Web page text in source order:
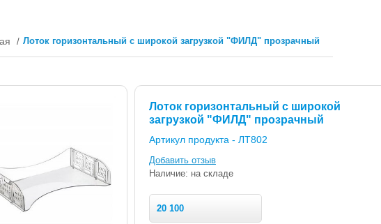
/ Лоток горизонтальный с широкой загрузкой "ФИЛД" прозрачный
Лоток горизонтальный с широкой
загрузкой "ФИЛД" прозрачный
Артикул продукта - ЛТ802
Добавить отзыв
Наличие: на складе
20 100